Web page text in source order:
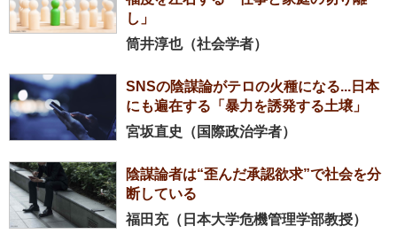
し」
筒井淳也（社会学者）
SNSの陰謀論がテロの火種になる...日本
にも遍在する「暴力を誘発する土壌」
宮坂直史（国際政治学者）
陰謀論者は“歪んだ承認欲求”で社会を分
断している
福田充（日本大学危機管理学部教授）